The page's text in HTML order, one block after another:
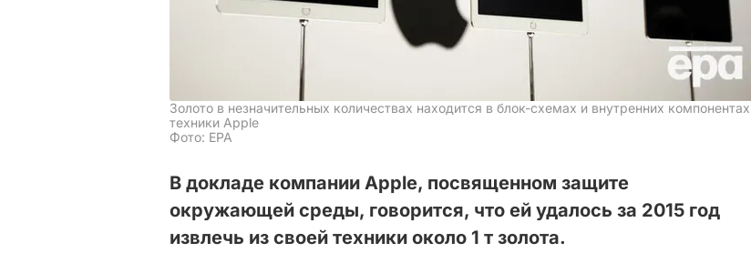
Золото в незначительных количествах находится в блок-схемах и внутренних компонентах
техники Apple
Фото: ЕРА
В докладе компании Apple, посвященном защите
окружающей среды, говорится, что ей удалось за 2015 год
извлечь из своей техники около 1 т золота.